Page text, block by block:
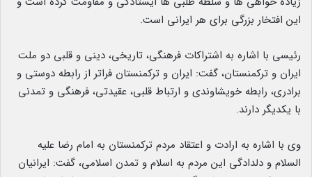
این افتخار بزرگی برای هر ایرانی است.
رئیسی با اشاره به اشتراکات فرهنگی، تاریخی، دینی و قلبی دو ملت
ایران و ترکمنستان، گفت: ایران و ترکمنستان فراتر از رابطه دوستی و
برادری، رابطه خویشاوندی و ارتباط قلبی، عقیدتی، فرهنگی و تمدنی
با یکدیگر دارند.
وی با اشاره به ارادت و اعتقاد مردم ترکمنستان به امام رضا علیه
السلام و دلدادگی این مردم به اسلام و تمدن اسلامی، گفت: ایرانیان